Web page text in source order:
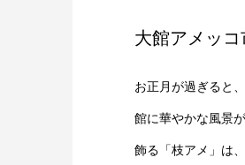
大館アメッ
お正月が過ぎると
館に華やかな風景
飾る「枝アメ」は